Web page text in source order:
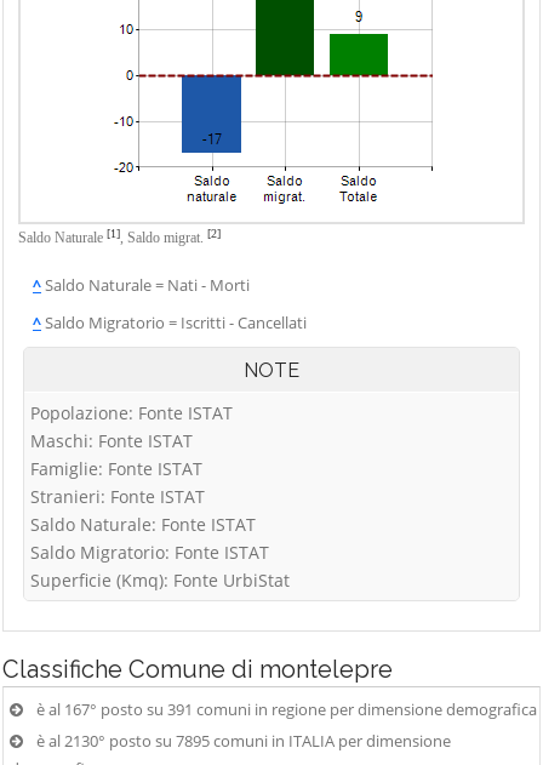
Saldo Naturale [1], Saldo migrat. [2]
^Saldo Naturale = Nati - Morti
^Saldo Migratorio = Iscritti - Cancellati
NOTE
Popolazione: Fonte ISTAT
Maschi: Fonte ISTAT
Famiglie: Fonte ISTAT
Stranieri: Fonte ISTAT
Saldo Naturale: Fonte ISTAT
Saldo Migratorio: Fonte ISTAT
Superficie (Kmq): Fonte UrbiStat
Classifiche Comune di montelepre
è al 167° posto su 391 comuni in regione per dimensione demografica
è al 2130° posto su 7895 comuni in ITALIA per dimensione